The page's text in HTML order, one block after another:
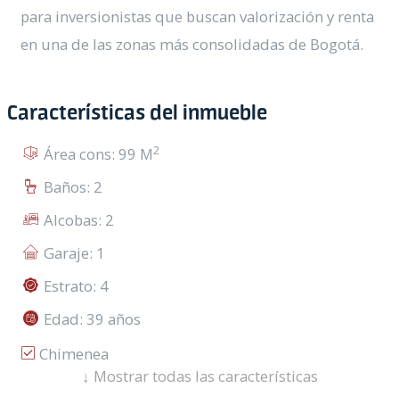
para inversionistas que buscan valorización y renta
en una de las zonas más consolidadas de Bogotá.
Características del inmueble
Área cons: 99 M2
Baños: 2
Alcobas: 2
Garaje: 1
Estrato: 4
Edad: 39 años
Chimenea
Depósito/Bodega
↓ Mostrar todas las características